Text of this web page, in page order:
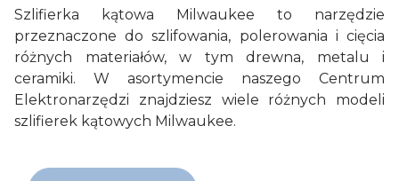
Szlifierka kątowa Milwaukee to narzędzie
przeznaczone do szlifowania, polerowania i cięcia
różnych materiałów, w tym drewna, metalu i
ceramiki. W asortymencie naszego Centrum
Elektronarzędzi znajdziesz wiele różnych modeli
szlifierek kątowych Milwaukee.